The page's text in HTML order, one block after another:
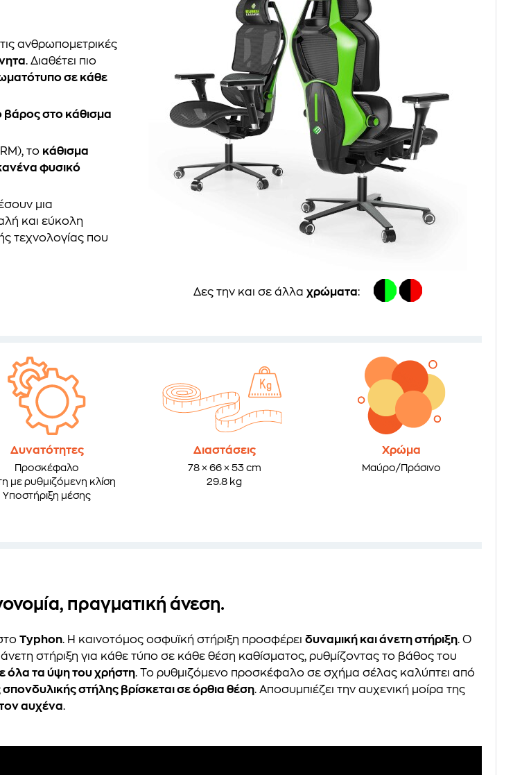
ανθρωπομετρικές
. Διαθέτει πιο
σε κάθε
βάρος στο κάθισμα
το κάθισμα
φυσικό
μια
και εύκολη
τεχνολογίας που
Δες την και σε άλλα χρώματα:
Δυνατότητες
Προσκέφαλο
με ρυθμιζόμενη κλίση
Υποστήριξη μέσης
Διαστάσεις
78 × 66 × 53 cm
29.8 kg
Χρώμα
Μαύρο/Πράσινο
πραγματική άνεση.
Typhon. Η καινοτόμος οσφυϊκή στήριξη προσφέρει δυναμική και άνετη στήριξη. Ο
στήριξη για κάθε τύπο σε κάθε θέση καθίσματος, ρυθμίζοντας το βάθος του
όλα τα ύψη του χρήστη. Το ρυθμιζόμενο προσκέφαλο σε σχήμα σέλας καλύπτει από
σπονδυλικής στήλης βρίσκεται σε όρθια θέση. Αποσυμπιέζει την αυχενική μοίρα της
αυχένα.